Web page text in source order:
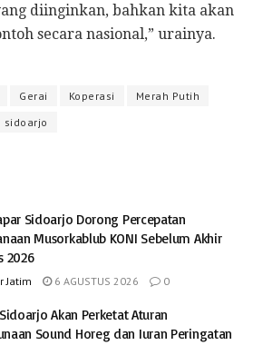
diinginkan, bahkan kita akan
secara nasional,” urainya.
Gerai Koperasi
Merah Putih
sidoarjo
Sidoarjo Dorong Percepatan
Musorkablub KONI Sebelum Akhir
2026
Jatim 6 AGUSTUS 2026 0
Akan Perketat Aturan
Sound Horeg dan Iuran Peringatan